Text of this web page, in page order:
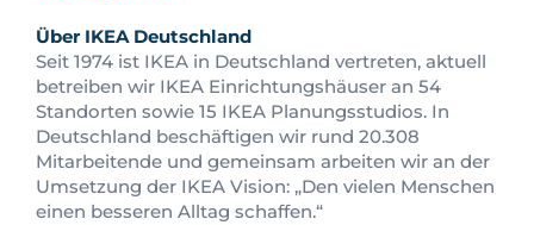
Über IKEA Deutschland
Seit 1974 ist IKEA in Deutschland vertreten, aktuell
betreiben wir IKEA Einrichtungshäuser an 54
Standorten sowie 15 IKEA Planungsstudios. In
Deutschland beschäftigen wir rund 20.308
Mitarbeitende und gemeinsam arbeiten wir an der
Umsetzung der IKEA Vision: „Den vielen Menschen
einen besseren Alltag schaffen.“